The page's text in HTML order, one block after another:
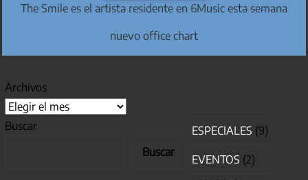
The Smile es el artista residente en 6Music esta semana
nuevo office chart
Archivos
Buscar
Buscar
ESPECIALES (9)
EVENTOS (2)